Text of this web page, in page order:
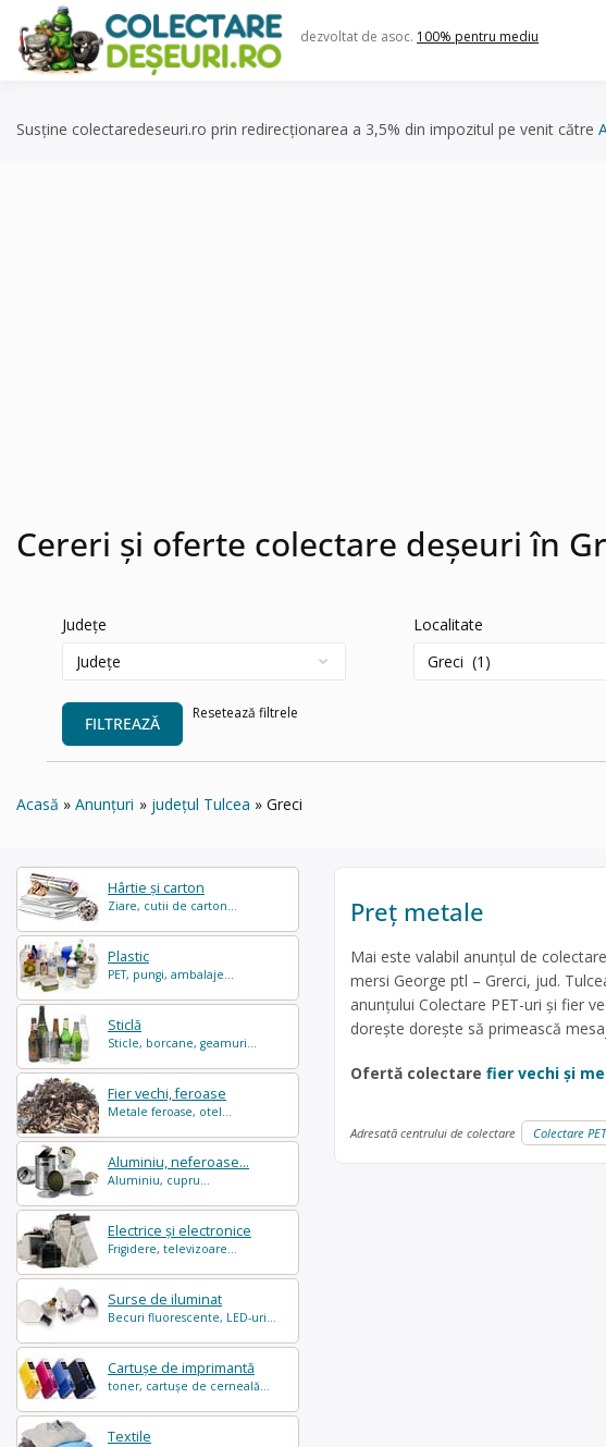
content
dezvoltat de asoc. 100% pentru mediu
Susține colectaredeseuri.ro prin redirecționarea a 3,5% din impozitul pe venit către
Cereri și oferte colectare deșeuri în
Județe Localitate
FILTREAZĂ
Resetează filtrele
Acasă Anunțuri județul Tulcea Greci
Hârtie și carton
Ziare, cutii de carton...
Plastic
PET, pungi, ambalaje...
Sticlă
Sticle, borcane, geamuri...
Fier vechi, feroase
Metale feroase, otel...
Aluminiu, neferoase...
Aluminiu, cupru...
Electrice și electronice
Frigidere, televizoare...
Surse de iluminat
Becuri fluorescente, LED-uri...
Cartușe de imprimantă
toner, cartușe de cerneală...
Textile
Preț metale
Mai este valabil anunțul de
mersi George ptl – Grerci, jud.
anunțului Colectare PET-uri și fier
dorește dorește să primească
Ofertă colectare fier vechi și
Adresată centrului de colectare Colectare